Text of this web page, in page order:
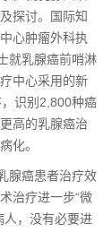
探讨。国际知
心肿瘤外科执
就乳腺癌前哨淋
中心采用的新
识别2,800种癌
高的乳腺癌治
化。
腺癌患者治疗效
治疗进一步“微
人，没有必要进